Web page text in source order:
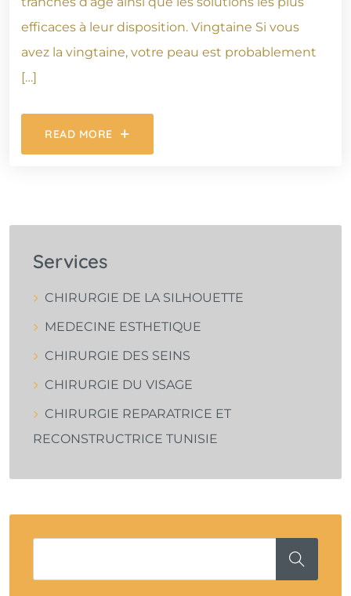
efficaces à leur disposition. Vingtaine Si vous
avez la vingtaine, votre peau est probablement
[…]
READ MORE
Services
CHIRURGIE DE LA SILHOUETTE
MEDECINE ESTHETIQUE
CHIRURGIE DES SEINS
CHIRURGIE DU VISAGE
CHIRURGIE REPARATRICE ET
RECONSTRUCTRICE TUNISIE